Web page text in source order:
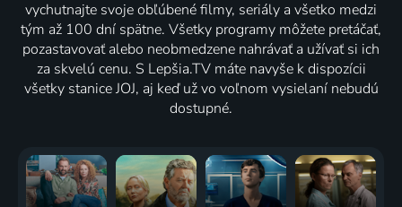
vychutnajte svoje obľúbené filmy, seriály a všetko medzi
tým až 100 dní spätne. Všetky programy môžete pretáčať,
pozastavovať alebo neobmedzene nahrávať a užívať si ich
za skvelú cenu. S Lepšia.TV máte navyše k dispozícii
všetky stanice JOJ, aj keď už vo voľnom vysielaní nebudú
dostupné.